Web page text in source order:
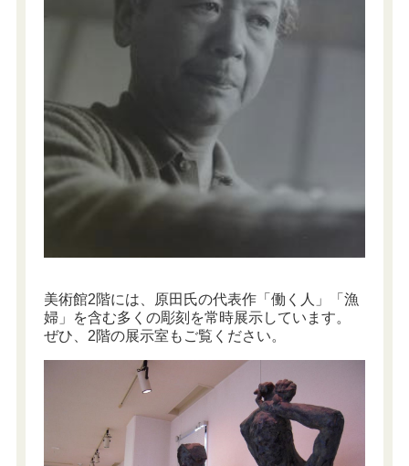
美術館2階には、原田氏の代表作「働く人」「漁
婦」を含む多くの彫刻を常時展示しています。
ぜひ、2階の展示室もご覧ください。